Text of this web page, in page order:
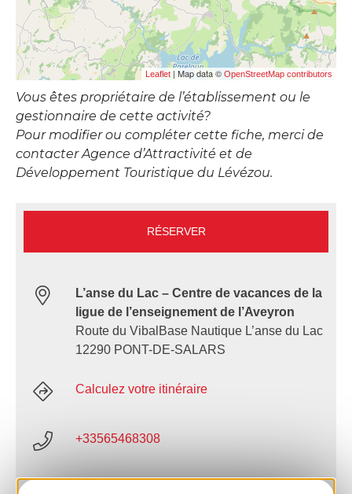
Leaflet | Map data © OpenStreetMap contributors
Vous êtes propriétaire de l’établissement ou le
gestionnaire de cette activité?
Pour modifier ou compléter cette fiche, merci de
contacter Agence d’Attractivité et de
Développement Touristique du Lévézou.
RÉSERVER
L’anse du Lac – Centre de vacances de la
ligue de l’enseignement de l’Aveyron
Route du VibalBase Nautique L’anse du Lac
12290 PONT-DE-SALARS
Calculez votre itinéraire
+33565468308